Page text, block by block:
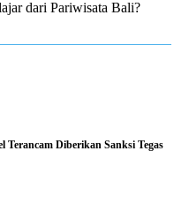
dari Pariwisata Bali?
Terancam Diberikan Sanksi Tegas